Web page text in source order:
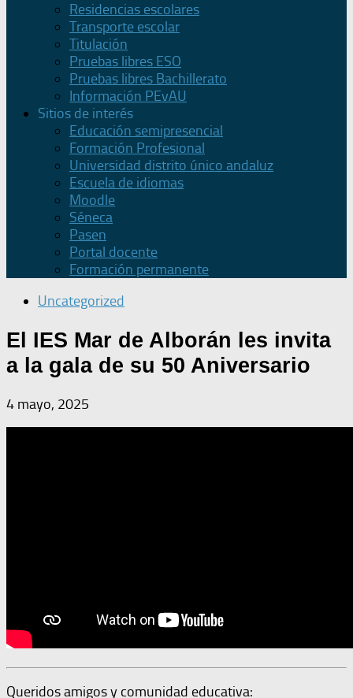
Residencias escolares
Transporte escolar
Titulación
Pruebas libres ESO
Pruebas libres Bachillerato
Información PEvAU
Sitios de interés
Educación semipresencial
Formación Profesional
Universidad distrito único andaluz
Escuela de idiomas
Moodle
Séneca
Pasen
Portal docente
Formación permanente
Uncategorized
El IES Mar de Alborán les invita
a la gala de su 50 Aniversario
4 mayo, 2025
Queridos amigos y comunidad educativa: